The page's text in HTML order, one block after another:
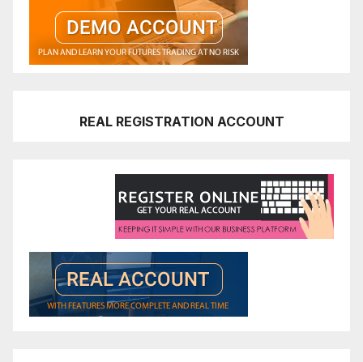
REAL REGISTRATION ACCOUNT